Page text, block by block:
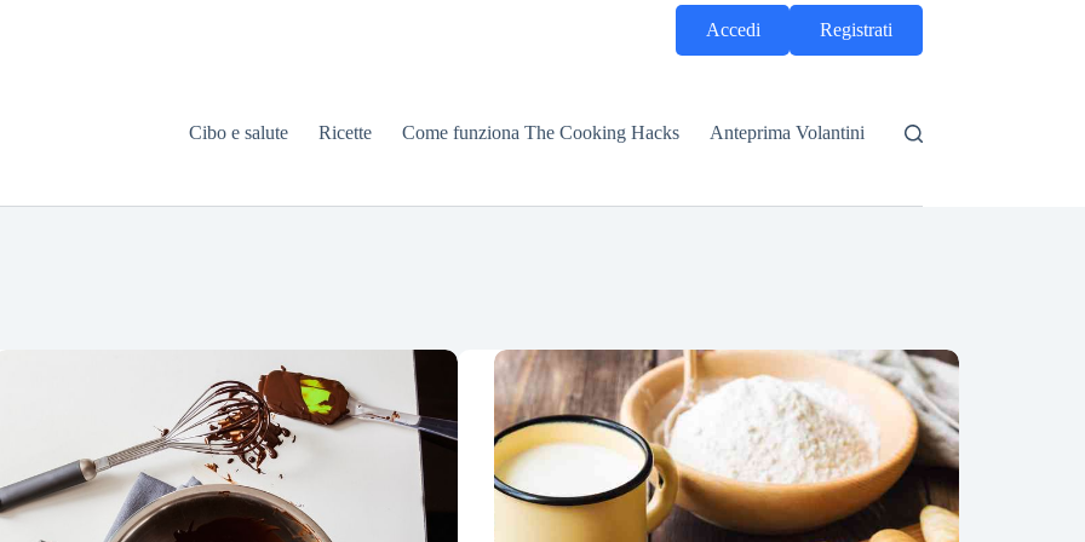
Accedi Registrati
Cibo e salute Ricette Come funziona The Cooking Hacks Anteprima Volantini